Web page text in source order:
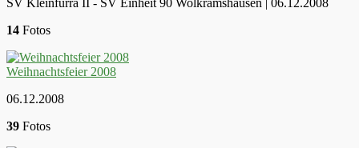
14 Fotos
Weihnachtsfeier 2008
06.12.2008
39 Fotos